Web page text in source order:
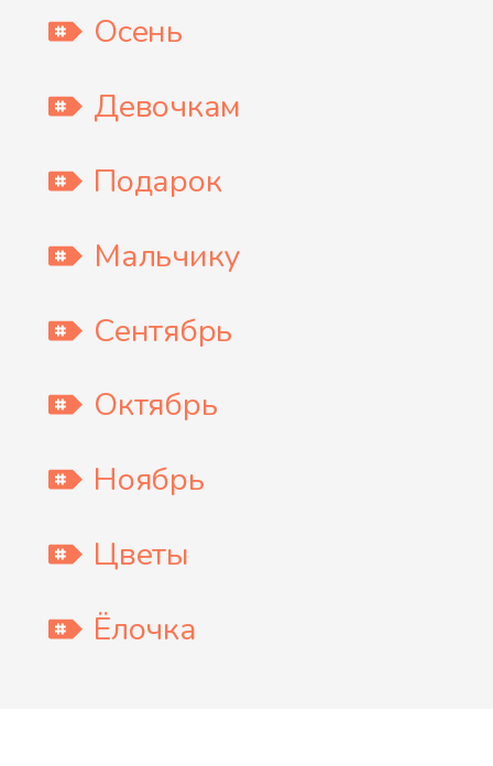
Осень
Девочкам
Подарок
Мальчику
Сентябрь
Октябрь
Ноябрь
Цветы
Ёлочка